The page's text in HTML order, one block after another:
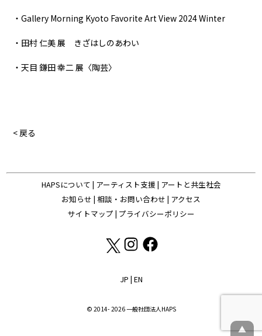
・Gallery Morning Kyoto Favorite Art View 2024 Winter
・田村 仁美 展 きざはしのあわい
・天目 鎌田 幸二 展〈陶芸〉
< 戻る
▲
HAPSについて | アーティスト支援 | アートと共生社会
お知らせ | 相談・お問い合わせ | アクセス
サイトマップ | プライバシーポリシー
JP | EN
© 2014- 2026 一般社団法人HAPS